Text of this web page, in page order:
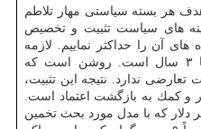
هدف هر بسته سیاستی مهار تلاطم
های سیاست تثبیت و تخصیص
های آن را حداكثر نماییم. لازمه
این كار حفظ این نرخ برای ۲ تا ۳ سال است. روشن است كه
ندارد. نتیجه این تثبیت،
و كمك به بازگشت اعتماد است.
تومان برای هر دلار كه با مدل مورد بحث تخمین